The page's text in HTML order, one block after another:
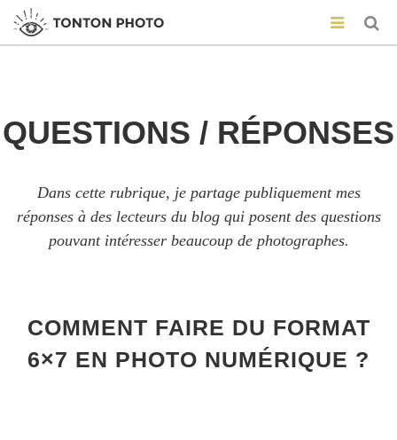
QUESTIONS / RÉPONSES
Dans cette rubrique, je partage publiquement mes
réponses à des lecteurs du blog qui posent des questions
pouvant intéresser beaucoup de photographes.
COMMENT FAIRE DU FORMAT
6×7 EN PHOTO NUMÉRIQUE ?